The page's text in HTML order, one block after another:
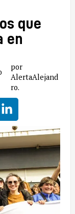
que
en
por
AlertaAlejand
ro.